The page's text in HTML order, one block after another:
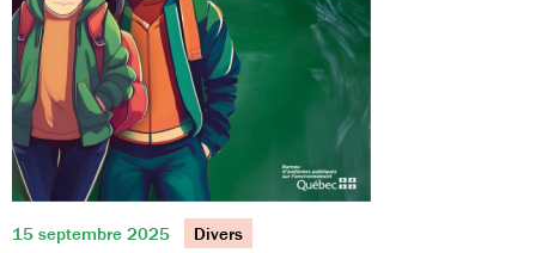
15 septembre 2025 Divers